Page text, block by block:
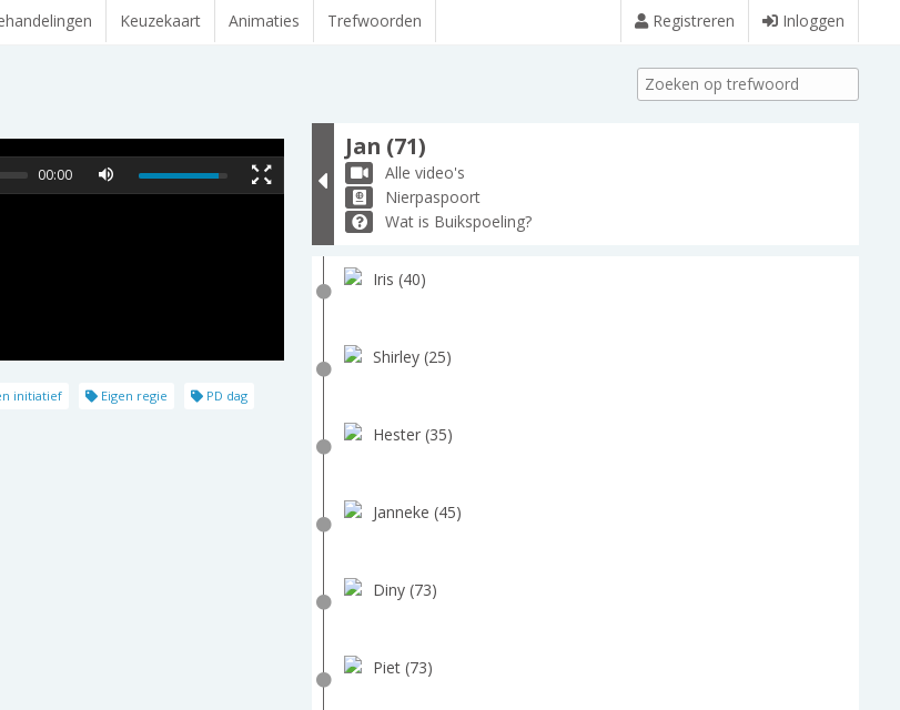
Keuzekaart Animaties Trefwoorden Registreren Inloggen
00:00
initiatief Eigen regie PD dag
Jan (71)
Alle video's
Nierpaspoort
Wat is Buikspoeling?
Iris (40)
Shirley (25)
Hester (35)
Janneke (45)
Diny (73)
Piet (73)